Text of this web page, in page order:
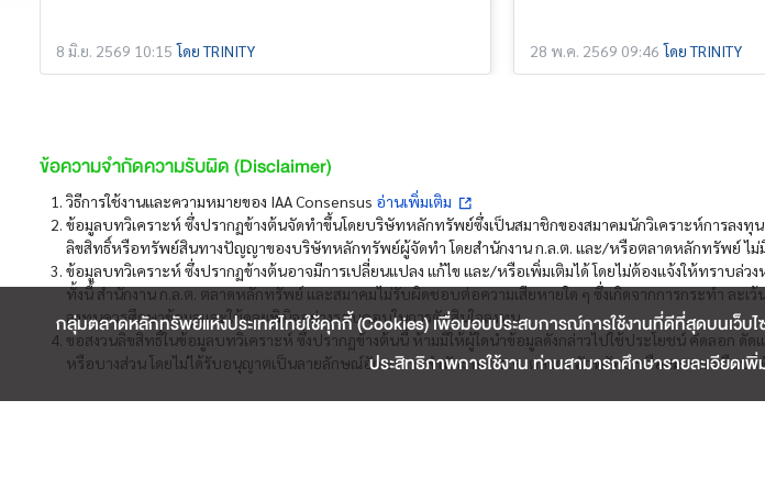
8 มิ.ย. 2569 10:15 โดย TRINITY 28 พ.ค. 2569 09:46 โดย TRINITY
ข้อความจำกัดความรับผิด (Disclaimer)
วิธีการใช้งานและความหมายของ IAA Consensus อ่านเพิ่มเติม
ข้อมูลบทวิเคราะห์ ซึ่งปรากฏข้างต้นจัดทำขึ้นโดยบริษัทหลักทรัพย์ซึ่งเป็นสมาชิกของสมาคมนักวิเคราะห์การล
ลิขสิทธิ์หรือทรัพย์สินทางปัญญาของบริษัทหลักทรัพย์ผู้จัดทำ โดยสำนักงาน ก.ล.ต. และ/หรือตลาดหลักทรัพย์ ไม่
ข้อมูลบทวิเคราะห์ ซึ่งปรากฏข้างต้นอาจมีการเปลี่ยนแปลง แก้ไข และ/หรือเพิ่มเติมได้ โดยไม่ต้องแจ้งให้ทราบ
ทั้งนี้ สำนักงาน ก.ล.ต. ตลาดหลักทรัพย์ และสมาคมไม่รับผิดชอบต่อความเสียหายใด ๆ ซึ่งเกิดจากการกระทำ ละ
ลงทุนควรศึกษาข้อมูลและใช้ดุลยพินิจอย่างรอบคอบในการตัดสินใจลงทุน
ขอสงวนลิขสิทธิ์ในข้อมูลบทวิเคราะห์ ซึ่งปรากฏข้างต้นนี้ ห้ามมิให้ผู้ใดนำข้อมูลดังกล่าวไปใช้ประโยชน์ คัดลอก
หรือบางส่วน โดยไม่ได้รับอนุญาตเป็นลายลักษณ์อักษรจากสำนักงาน ก.ล.ต. ตลาดหลักทรัพย์ หรือสมาคม หรือ
กลุ่มตลาดหลักทรัพย์แห่งประเทศไทยใช้คุกกี้ (Cookies) เพื่อมอบประสบการณ์การใช้งานที่ดีที่สุดบนเว็
ประสิทธิภาพการใช้งาน ท่านสามารถศึกษารายละเอียดเ